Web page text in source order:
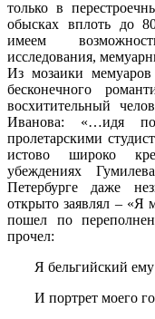
только в
обысках вплоть до
имеем
исследования,
Из мозаики мемуаров
бесконечного
восхитительный
Иванова: «…идя
пролетарскими
истово широко
убеждениях
Петербурге даже
открыто заявлял –
пошел по
прочел:
Я бельгийский
И портрет моего